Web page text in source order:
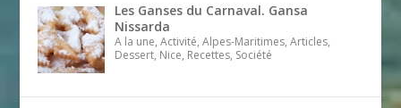
Les Ganses du Carnaval. Gansa
Nissarda
A la une, Activité, Alpes-Maritimes, Articles,
Dessert, Nice, Recettes, Société